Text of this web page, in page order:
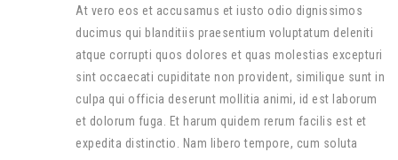
At vero eos et accusamus et iusto odio dignissimos
ducimus qui blanditiis praesentium voluptatum deleniti
atque corrupti quos dolores et quas molestias excepturi
sint occaecati cupiditate non provident, similique sunt in
culpa qui officia deserunt mollitia animi, id est laborum
et dolorum fuga. Et harum quidem rerum facilis est et
expedita distinctio. Nam libero tempore, cum soluta